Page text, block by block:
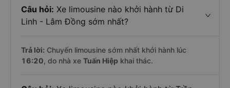
Câu hỏi: Xe limousine nào khởi hành từ Di
Linh - Lâm Đồng sớm nhất?
Trả lời: Chuyến limousine sớm nhất khởi hành lúc
16:20, do nhà xe Tuấn Hiệp khai thác.